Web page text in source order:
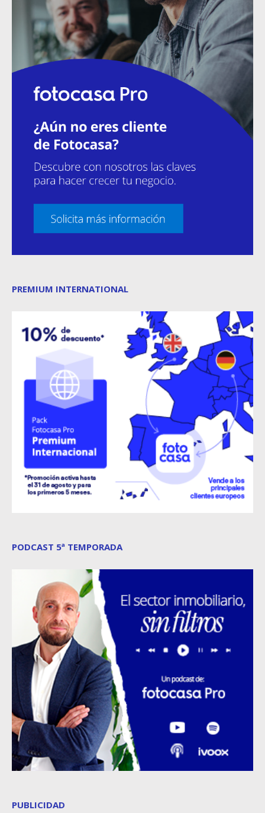
PREMIUM INTERNATIONAL
PODCAST 5ª TEMPORADA
PUBLICIDAD